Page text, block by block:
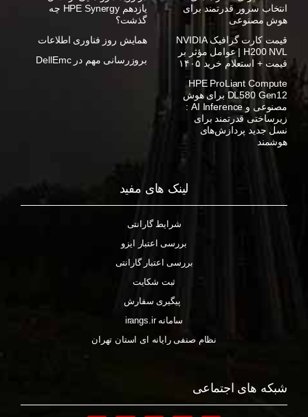
انتخاب سرور قدرتمند برای
هوش مصنوعی
قیمت کارت گرافیک NVIDIA
H200 NVL | عوامل مؤثر بر
قیمت + استعلام خرید ۱۴۰۵
HPE ProLiant Compute
DL580 Gen12 برای هوش
مصنوعی و AI Inference :
زیرساختی قدرتمند برای
نسل جدید پردازش‌های
هوشمند
یازدهم HPE Synergy چه
گذشت؟
همایش روز فناوری اطلاعات
بروزرسانی مهم در DellEmc
لینک های مفید
شرایط گارانتی
بررسی اعتبار ایزو
بررسی اعتبار گارانتی
ثبت شکایت
پیگیری سفارش
سامانه irangs.ir
نظام صنفی رایانه ای استان تهران
شبکه های اجتماعی